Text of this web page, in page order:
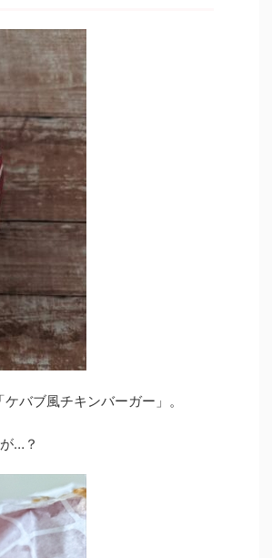
バブ風チキンバーガー」。
…？